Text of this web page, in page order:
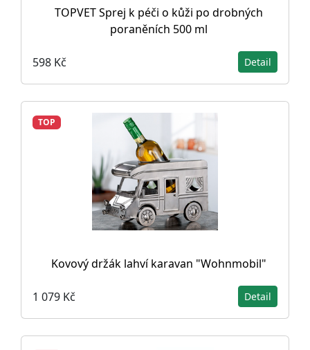
TOPVET Sprej k péči o kůži po drobných
poraněních 500 ml
598 Kč Detail
TOP
Kovový držák lahví karavan "Wohnmobil"
1 079 Kč Detail